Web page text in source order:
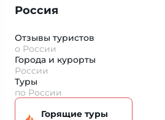
Россия
Отзывы туристов
о России
Города и курорты
России
Туры
по России
Горящие туры